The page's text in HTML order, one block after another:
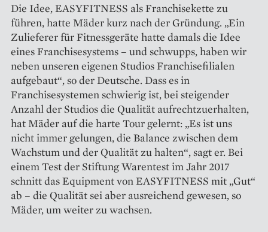
Die Idee, EASYFITNESS als Franchisekette zu
führen, hatte Mäder kurz nach der Gründung. „Ein
Zulieferer für Fitnessgeräte hatte damals die Idee
eines Franchisesystems – und schwupps, haben wir
neben unseren eigenen Studios Franchisefilialen
aufgebaut“, so der Deutsche. Dass es in
Franchisesystemen schwierig ist, bei steigender
Anzahl der Studios die Qualität aufrechtzuerhalten,
hat Mäder auf die harte Tour gelernt: „Es ist uns
nicht immer gelungen, die Balance zwischen dem
Wachstum und der Qualität zu halten“, sagt er. Bei
einem Test der Stiftung Warentest im Jahr 2017
schnitt das Equipment von EASYFITNESS mit „Gut“
ab – die ­Qualität sei aber ausreichend gewesen, so
Mäder, um weiter zu wachsen.